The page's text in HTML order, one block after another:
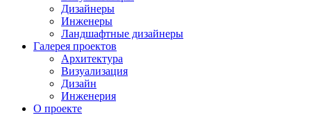
Дизайнеры
Инженеры
Ландшафтные дизайнеры
Галерея проектов
Архитектура
Визуализация
Дизайн
Инженерия
О проекте